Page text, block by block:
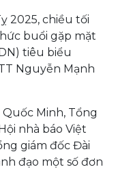
2025, chiều tối
buổi gặp mặt
tiêu biểu
Nguyễn Mạnh
Minh, Tổng
nhà báo Việt
giám đốc Đài
đạo một số đơn